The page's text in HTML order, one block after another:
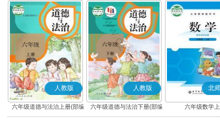
人教版
六年级道德与法治上册(部编
版)
人教版
六年级道德与法治下册(部编
版)
北
六年级数学